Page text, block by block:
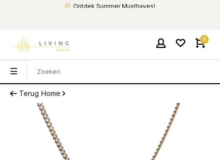
Ontdek Summer Musthaves!
0
Terug Home